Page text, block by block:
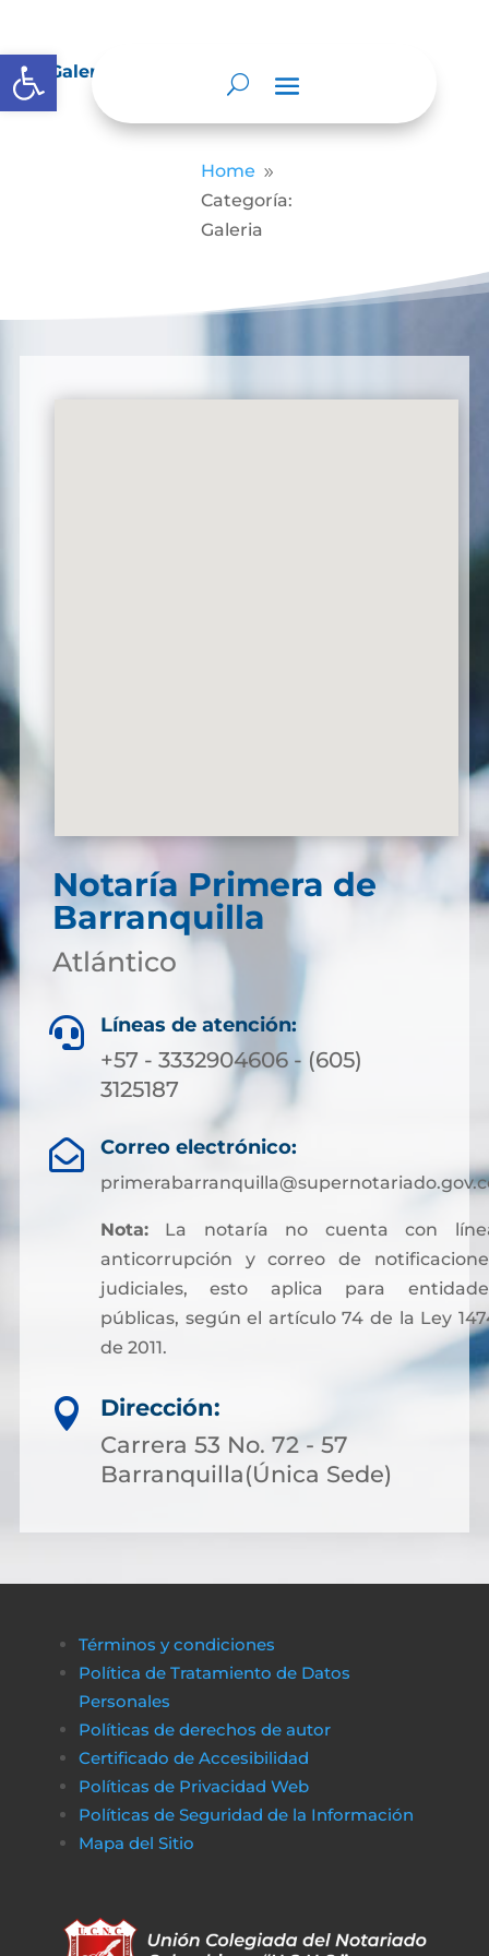
Abrir barra de herramientas
Home 9
Categoría:
Galeria
Galería
Notaría Primera de
Barranquilla
Atlántico
 Líneas de atención:
+57 - 3332904606 - (605)
3125187
 Correo electrónico:
Nota:La notaría no cuenta con
anticorrupción y correo de
judiciales, esto aplica para
públicas, según el artículo 74 de la Ley
de 2011.
Sin embargo, para facilitar otros trámites y
pagos asociados a servicios notariales, hoy
es posible acceder a soluciones financieras
más flexibles. Muchas personas optan por
de financiamiento rápido y transparente,
administrativo pueda completarse sin
obstáculos económicos.
De la misma manera, en
jugadores pueden disfrutar de un entorno
de juego claro y sin complicaciones. Al igual
las transacciones son seguras y rápidas, lo

Dirección:
Carrera 53 No. 72 - 57
Barranquilla(Única Sede)
Términos y condiciones
Política de Tratamiento de Datos
Personales
Políticas de derechos de autor
Certificado de Accesibilidad
Políticas de Privacidad Web
Políticas de Seguridad de la Información
Mapa del Sitio